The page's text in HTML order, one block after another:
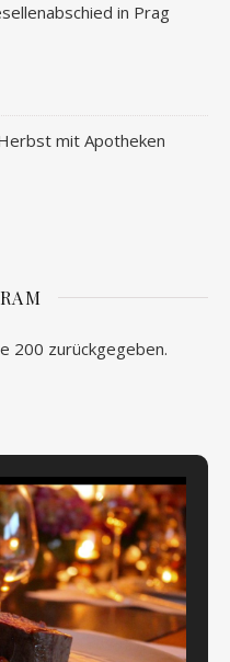
in Prag
mit Apotheken
200 zurückgegeben.